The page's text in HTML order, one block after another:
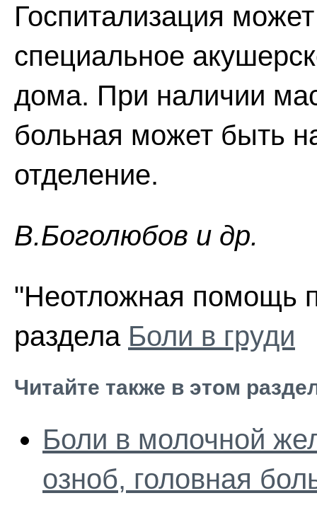
Госпитализация
специальное
дома. При наличии
больная может быть
отделение.
В.Боголюбов и др.
"Неотложная помощь
раздела Боли в груди
Читайте также в этом
Боли в молочной
озноб, головная